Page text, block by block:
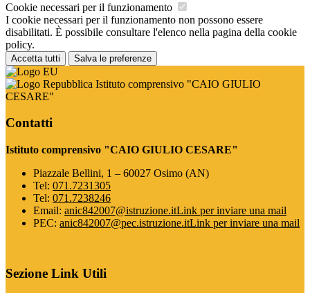
Cookie necessari per il funzionamento
I cookie necessari per il funzionamento non possono essere
disabilitati. È possibile consultare l'elenco nella pagina della cookie
policy.
Accetta tutti Salva le preferenze
Istituto comprensivo "CAIO GIULIO
CESARE"
Contatti
Istituto comprensivo "CAIO GIULIO CESARE"
Piazzale Bellini, 1 – 60027 Osimo (AN)
Tel: 071.7231305
Tel: 071.7238246
Email: anic842007@istruzione.itLink per inviare una mail
PEC: anic842007@pec.istruzione.itLink per inviare una mail
Sezione Link Utili